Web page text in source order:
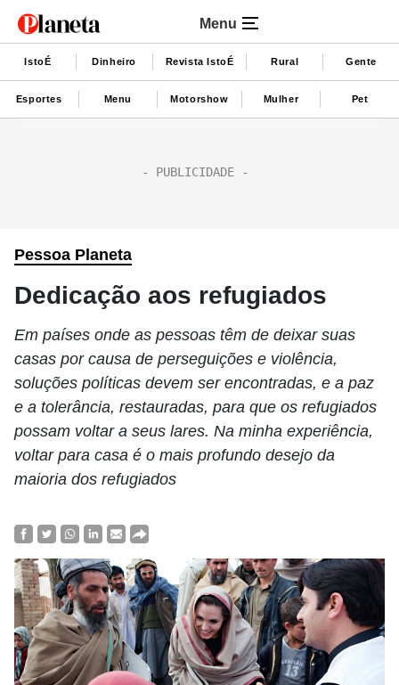
Menu
IstoÉ Dinheiro Revista IstoÉ Rural Gente
Esportes Menu Motorshow Mulher Pet
Pessoa Planeta
Dedicação aos refugiados
Em países onde as pessoas têm de deixar suas
casas por causa de perseguições e violência,
soluções políticas devem ser encontradas, e a paz
e a tolerância, restauradas, para que os refugiados
possam voltar a seus lares. Na minha experiência,
voltar para casa é o mais profundo desejo da
maioria dos refugiados